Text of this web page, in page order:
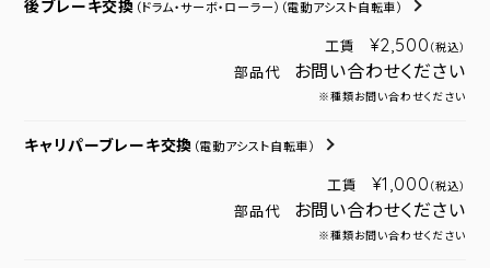
後ブレーキ交換 （ドラム・サーボ・ローラー） （電動アシスト自転車）
工賃 ¥2,500 （税込）
部品代 お問い合わせください
※種類お問い合わせください
キャリパーブレーキ交換 （電動アシスト自転車）
工賃 ¥1,000 （税込）
部品代 お問い合わせください
※種類お問い合わせください